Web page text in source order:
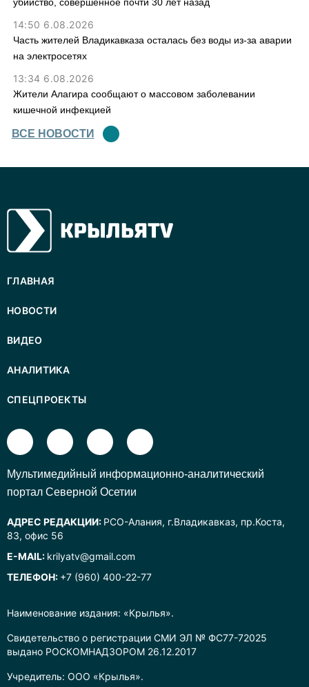
14:50 6.08.2026
Часть жителей Владикавказа осталась без воды из-за аварии
на электросетях
13:34 6.08.2026
Жители Алагира сообщают о массовом заболевании
кишечной инфекцией
ВСЕ НОВОСТИ
Наименование издания: «Крылья».
Свидетельство о регистрации СМИ ЭЛ № ФС77-72025
выдано РОСКОМНАДЗОРОМ 26.12.2017
Учредитель: ООО «Крылья».
ГЛАВНАЯ
НОВОСТИ
ВИДЕО
АНАЛИТИКА
СПЕЦПРОЕКТЫ
Mультимедийный информационно-аналитический
портал Северной Осетии
АДРЕС РЕДАКЦИИ: РСО-Алания, г.Владикавказ, пр.Коста,
83, офис 56
E-MAIL: krilyatv@gmail.com
ТЕЛЕФОН: +7 (960) 400-22-77